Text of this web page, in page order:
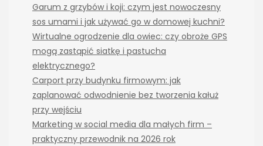
Garum z grzybów i koji: czym jest nowoczesny
sos umami i jak używać go w domowej kuchni?
Wirtualne ogrodzenie dla owiec: czy obroże GPS
mogą zastąpić siatkę i pastucha
elektrycznego?
Carport przy budynku firmowym: jak
zaplanować odwodnienie bez tworzenia kałuż
przy wejściu
Marketing w social media dla małych firm –
praktyczny przewodnik na 2026 rok